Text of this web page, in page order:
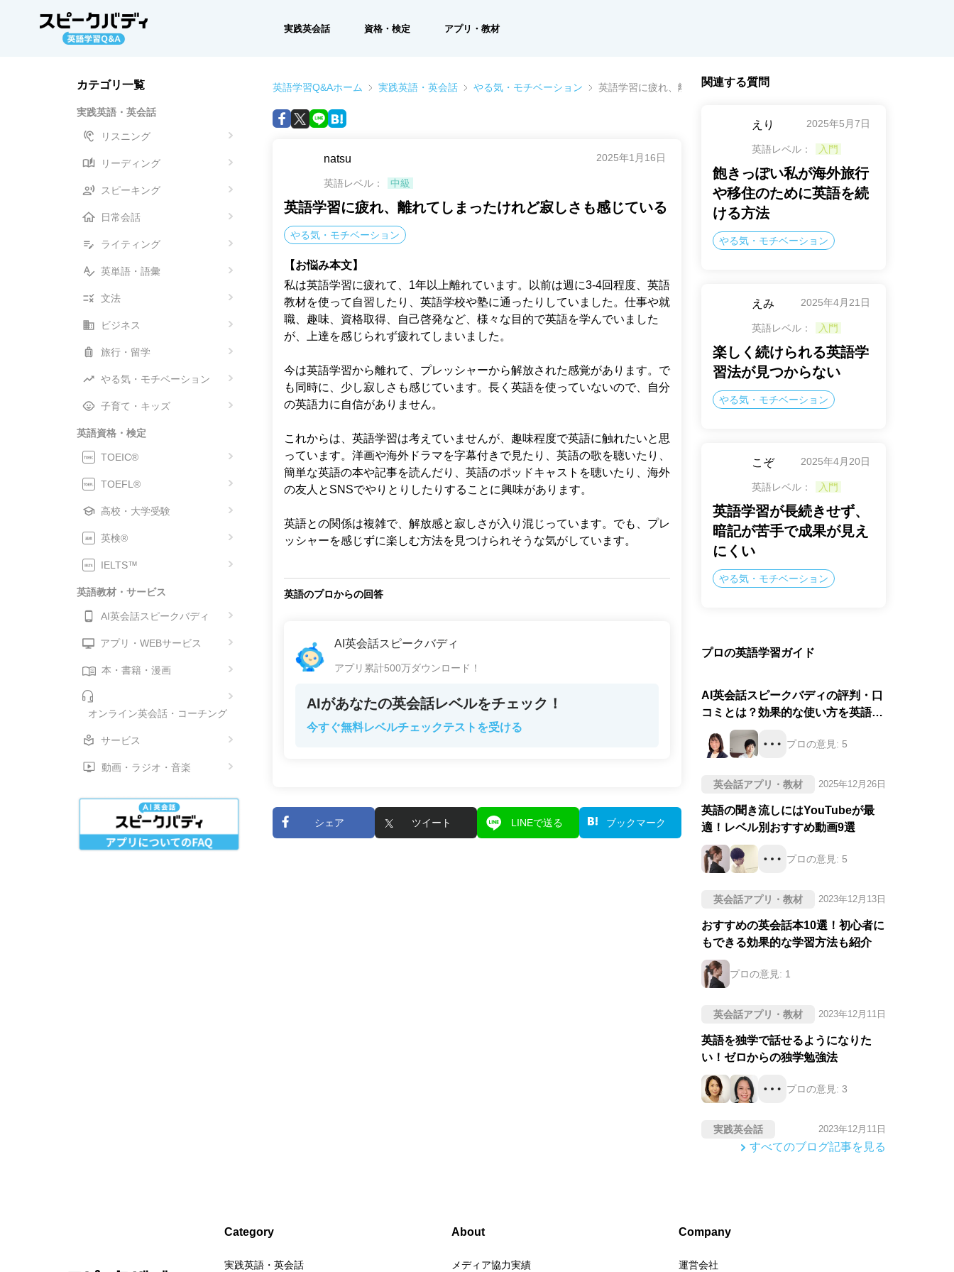
実践英会話 資格・検定 アプリ・教材
カテゴリ一覧
実践英語・英会話
リスニング
リーディング
スピーキング
日常会話
ライティング
英単語・語彙
文法
ビジネス
旅行・留学
やる気・モチベーション
子育て・キッズ
英語資格・検定
TOEIC®
TOEFL®
高校・大学受験
英検®
IELTS™
英語教材・サービス
AI英会話スピークバディ
アプリ・WEBサービス
本・書籍・漫画
オンライン英会話・コーチング
サービス
動画・ラジオ・音楽
英語学習Q&Aホーム 実践英語・英会話 やる気・モチベーション 英語学習に疲れ、離れてしまったけれど寂しさも感じている
natsu 2025年1月16日
英語レベル： 中級
英語学習に疲れ、離れてしまったけれど寂しさも感じている
やる気・モチベーション
【お悩み本文】
私は英語学習に疲れて、1年以上離れています。以前は週に3-4回程度、英語
教材を使って自習したり、英語学校や塾に通ったりしていました。仕事や就
職、趣味、資格取得、自己啓発など、様々な目的で英語を学んでいました
が、上達を感じられず疲れてしまいました。
今は英語学習から離れて、プレッシャーから解放された感覚があります。で
も同時に、少し寂しさも感じています。長く英語を使っていないので、自分
の英語力に自信がありません。
これからは、英語学習は考えていませんが、趣味程度で英語に触れたいと思
っています。洋画や海外ドラマを字幕付きで見たり、英語の歌を聴いたり、
簡単な英語の本や記事を読んだり、英語のポッドキャストを聴いたり、海外
の友人とSNSでやりとりしたりすることに興味があります。
英語との関係は複雑で、解放感と寂しさが入り混じっています。でも、プレ
ッシャーを感じずに楽しむ方法を見つけられそうな気がしています。
英語のプロからの回答
AI英会話スピークバディ
アプリ累計500万ダウンロード！
AIがあなたの英会話レベルをチェック！
今すぐ無料レベルチェックテストを受ける
シェア ツイート LINEで送る ブックマーク
関連する質問
えり 2025年5月7日
英語レベル： 入門
飽きっぽい私が海外旅行
や移住のために英語を続
ける方法
やる気・モチベーション
えみ 2025年4月21日
英語レベル： 入門
楽しく続けられる英語学
習法が見つからない
やる気・モチベーション
こぞ 2025年4月20日
英語レベル： 入門
英語学習が長続きせず、
暗記が苦手で成果が見え
にくい
やる気・モチベーション
プロの英語学習ガイド
AI英会話スピークバディの評判・口
コミとは？効果的な使い方を英語の
プロが徹底評価！
プロの意見: 5
英会話アプリ・教材 2025年12月26日
英語の聞き流しにはYouTubeが最
適！レベル別おすすめ動画9選
プロの意見: 5
英会話アプリ・教材 2023年12月13日
おすすめの英会話本10選！初心者に
もできる効果的な学習方法も紹介
プロの意見: 1
英会話アプリ・教材 2023年12月11日
英語を独学で話せるようになりた
い！ゼロからの独学勉強法
プロの意見: 3
実践英会話 2023年12月11日
すべてのブログ記事を見る
Category
実践英語・英会話
About
メディア協力実績
Company
運営会社